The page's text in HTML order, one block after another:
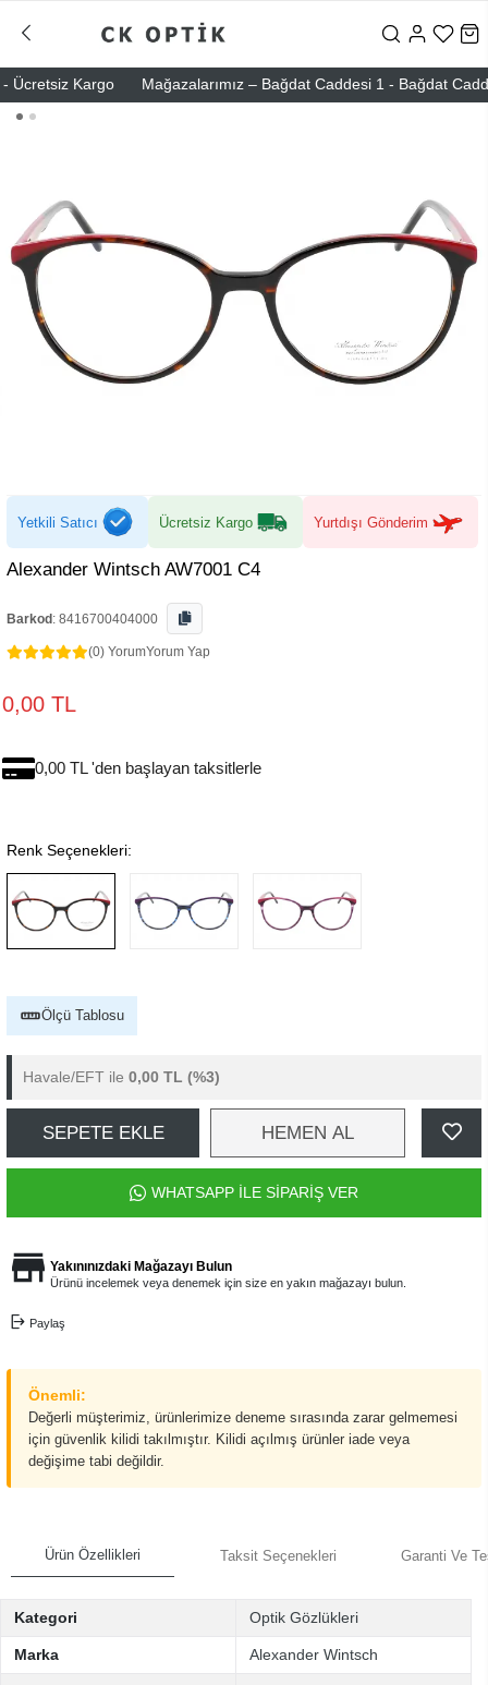
Kargo Mağazalarımız – Bağdat Caddesi 1 - Bağdat
Yetkili Satıcı Ücretsiz Kargo Yurtdışı Gönderim
Alexander Wintsch AW7001 C4
Barkod : 8416700404000
(0) YorumYorum Yap
0,00 TL
0,00 TL 'den başlayan taksitlerle
Renk Seçenekleri:
Ölçü Tablosu
Havale/EFT ile 0,00 TL (%3)
SEPETE EKLE HEMEN AL
WHATSAPP İLE SİPARİŞ VER
Yakınınızdaki Mağazayı Bulun
Ürünü incelemek veya denemek için size en yakın mağazayı bulun.
Paylaş
Önemli:
Değerli müşterimiz, ürünlerimize deneme sırasında zarar gelmemesi
için güvenlik kilidi takılmıştır. Kilidi açılmış ürünler iade veya
değişime tabi değildir.
Ürün Özellikleri Taksit Seçenekleri Garanti Ve
Kategori Optik Gözlükleri
Marka Alexander Wintsch